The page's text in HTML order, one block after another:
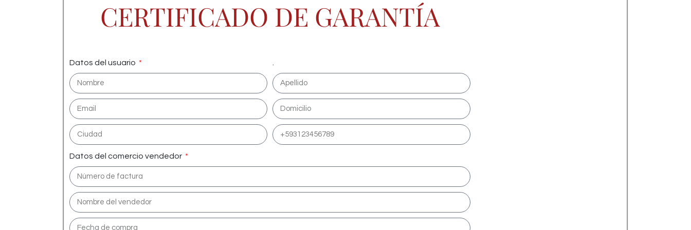
CERTIFICADO DE GARANTÍA
Datos del usuario
Datos del comercio vendedor